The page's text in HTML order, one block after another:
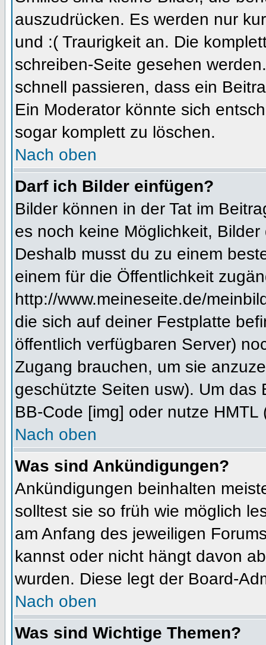
auszudrücken. Es werden nur
und :( Traurigkeit an. Die
schreiben-Seite gesehen
schnell passieren, dass ein
Ein Moderator könnte sich
sogar komplett zu löschen.
Nach oben
Darf ich Bilder einfügen?
Bilder können in der Tat im
es noch keine Möglichkeit,
Deshalb musst du zu einem
einem für die Öffentlichkeit
http://www.meineseite.de/
die sich auf deiner Festplatte
öffentlich verfügbaren Server)
Zugang brauchen, um sie
geschützte Seiten usw). Um
BB-Code [img] oder nutze HMTL
Nach oben
Was sind Ankündigungen?
Ankündigungen beinhalten
solltest sie so früh wie möglich
am Anfang des jeweiligen
kannst oder nicht hängt davon
wurden. Diese legt der Board-
Nach oben
Was sind Wichtige Themen?